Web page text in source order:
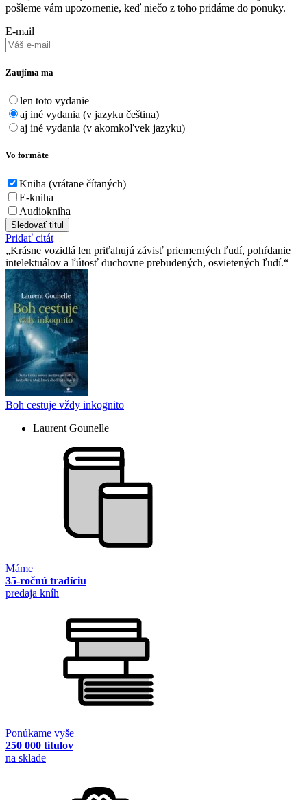
pošleme vám upozornenie, keď niečo z toho pridáme do ponuky.
E-mail
Zaujíma ma
len toto vydanie
aj iné vydania (v jazyku čeština)
aj iné vydania (v akomkoľvek jazyku)
Vo formáte
Kniha (vrátane čítaných)
E-kniha
Audiokniha
Sledovať titul
Pridať citát
Krásne vozidlá len priťahujú závisť priemerných ľudí, pohŕdanie
intelektuálov a ľútosť duchovne prebudených, osvietených ľudí.
Boh cestuje vždy inkognito
Laurent Gounelle
Máme
35-ročnú tradíciu
predaja kníh
Ponúkame vyše
250 000 titulov
na sklade